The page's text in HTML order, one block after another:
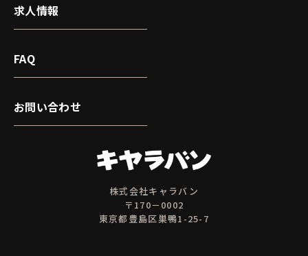
株式会社キャラバン
〒170－0002
東京都豊島区巣鴨1-25-7
求人情報
FAQ
お問い合わせ